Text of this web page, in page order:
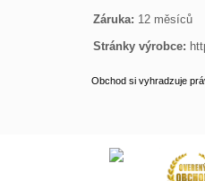
Záruka: 12 měsíců
Stránky výrobce:
Obchod si vyhradzuje